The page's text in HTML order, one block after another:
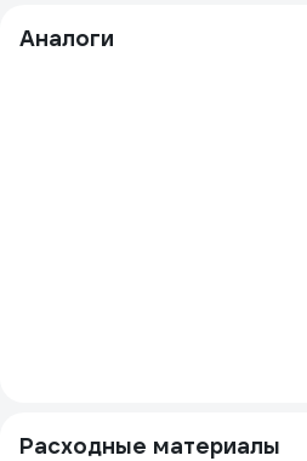
Аналоги
Расходные материалы